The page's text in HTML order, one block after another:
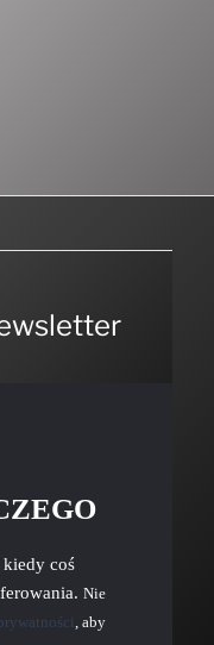
coś
Nie
, aby